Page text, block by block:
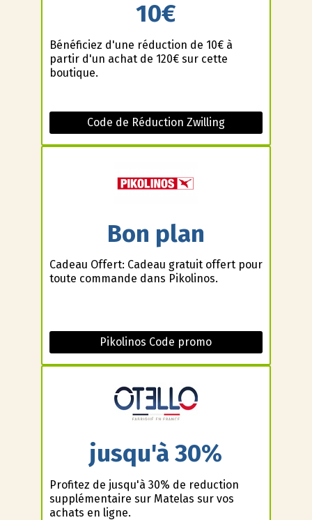
10€
Bénéficiez d'une réduction de 10€ à
partir d'un achat de 120€ sur cette
boutique.
Code de Réduction Zwilling
Bon plan
Cadeau Offert: Cadeau gratuit offert pour
toute commande dans Pikolinos.
Pikolinos Code promo
jusqu'à 30%
Profitez de jusqu'à 30% de reduction
supplémentaire sur Matelas sur vos
achats en ligne.